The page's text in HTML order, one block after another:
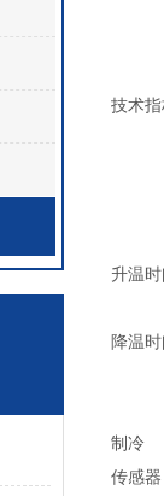
技术
升温
降温
制冷
传感器